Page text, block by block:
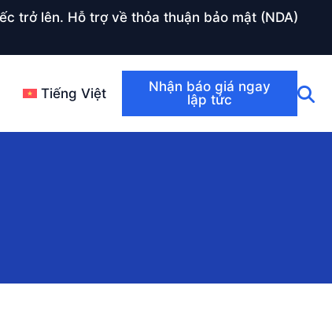
trở lên. Hỗ trợ về thỏa thuận bảo mật (NDA)
Tiếng Việt
Nhận báo giá ngay
lập tức